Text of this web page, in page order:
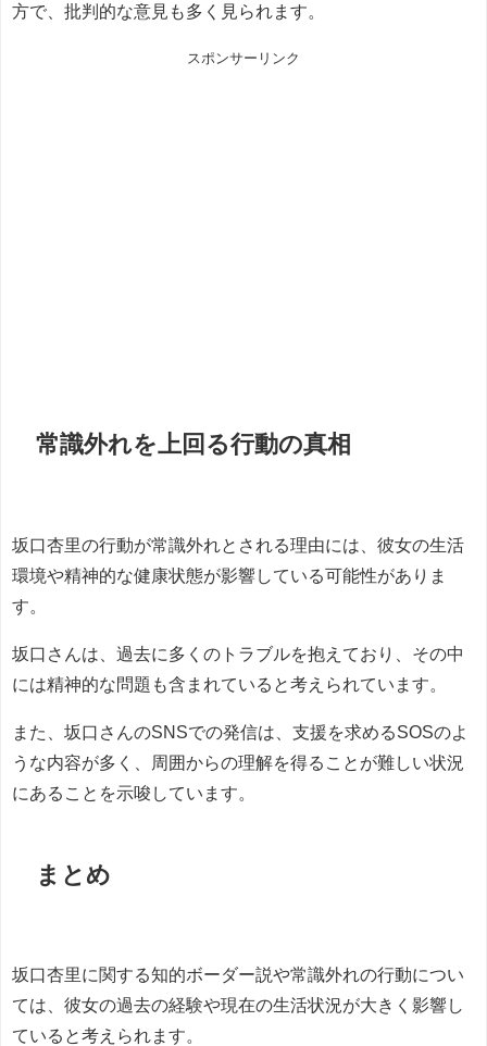
方で、批判的な意見も多く見られます。
スポンサーリンク
常識外れを上回る行動の真相
坂口杏里の行動が常識外れとされる理由には、彼女の生活
環境や精神的な健康状態が影響している可能性がありま
す。
坂口さんは、過去に多くのトラブルを抱えており、その中
には精神的な問題も含まれていると考えられています。
また、坂口さんのSNSでの発信は、支援を求めるSOSのよ
うな内容が多く、周囲からの理解を得ることが難しい状況
にあることを示唆しています。
まとめ
坂口杏里に関する知的ボーダー説や常識外れの行動につい
ては、彼女の過去の経験や現在の生活状況が大きく影響し
ていると考えられます。